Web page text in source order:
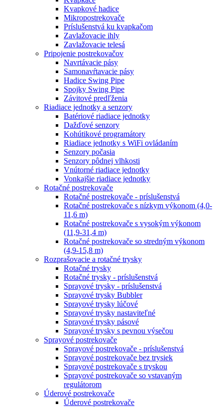
Kvapkové hadice
Mikropostrekovače
Príslušenstvá ku kvapkačom
Zavlažovacie ihly
Zavlažovacie telesá
Pripojenie postrekovačov
Navrtávacie pásy
Samonavŕtavacie pásy
Hadice Swing Pipe
Spojky Swing Pipe
Závitové predľženia
Riadiace jednotky a senzory
Batériové riadiace jednotky
Dažďové senzory
Kohútikové programátory
Riadiace jednotky s WiFi ovládaním
Senzory počasia
Senzory pôdnej vlhkosti
Vnútorné riadiace jednotky
Vonkajšie riadiace jednotky
Rotačné postrekovače
Rotačné postrekovače - príslušenstvá
Rotačné postrekovače s nízkym výkonom (4,0-
11,6 m)
Rotačné postrekovače s vysokým výkonom
(11,9-31,4 m)
Rotačné postrekovače so stredným výkonom
(4,9-15,8 m)
Rozprašovacie a rotačné trysky
Rotačné trysky
Rotačné trysky - príslušenstvá
Sprayové trysky - príslušenstvá
Sprayové trysky Bubbler
Sprayové trysky lúčové
Sprayové trysky nastaviteľné
Sprayové trysky pásové
Sprayové trysky s pevnou výsečou
Sprayové postrekovače
Sprayové postrekovače - príslušenstvá
Sprayové postrekovače bez trysiek
Sprayové postrekovače s tryskou
Sprayové postrekovače so vstavaným
regulátorom
Úderové postrekovače
Úderové postrekovače